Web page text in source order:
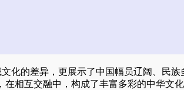
化的差异，更展示了中国幅员辽阔、民族
在相互交融中，构成了丰富多彩的中华文